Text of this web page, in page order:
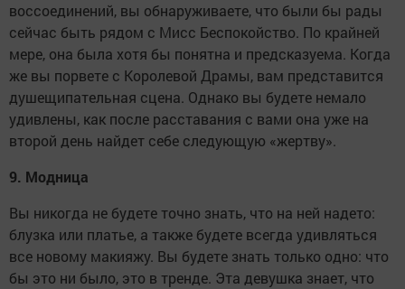
воссоединений, вы обнаруживаете, что были бы рады
сейчас быть рядом с Мисс Беспокойство. По крайней
мере, она была хотя бы понятна и предсказуема. Когда
же вы порвете с Королевой Драмы, вам представится
душещипательная сцена. Однако вы будете немало
удивлены, как после расставания с вами она уже на
второй день найдет себе следующую «жертву».
9. Модница
Вы никогда не будете точно знать, что на ней надето:
блузка или платье, а также будете всегда удивляться
все новому макияжу. Вы будете знать только одно: что
бы это ни было, это в тренде. Эта девушка знает, что